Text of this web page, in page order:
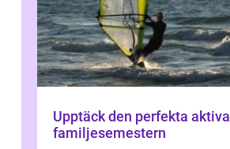
Upptäck den perfekta aktiva
familjesemestern